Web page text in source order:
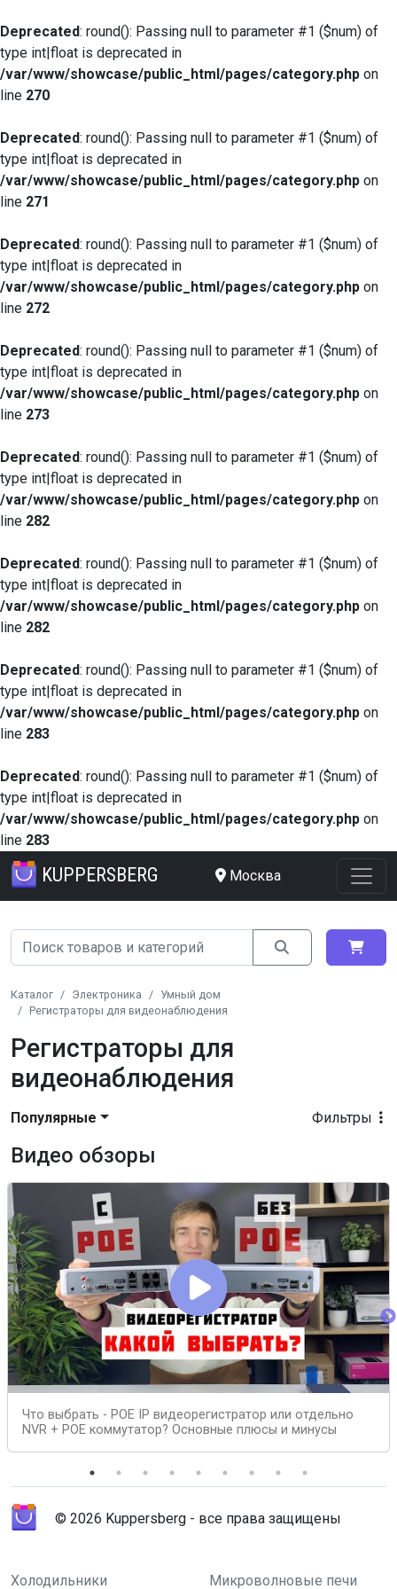
Deprecated: round(): Passing null to parameter #1 ($num) of
type int|float is deprecated in
/var/www/showcase/public_html/pages/category.php on
line 270
Deprecated: round(): Passing null to parameter #1 ($num) of
type int|float is deprecated in
/var/www/showcase/public_html/pages/category.php on
line 271
Deprecated: round(): Passing null to parameter #1 ($num) of
type int|float is deprecated in
/var/www/showcase/public_html/pages/category.php on
line 272
Deprecated: round(): Passing null to parameter #1 ($num) of
type int|float is deprecated in
/var/www/showcase/public_html/pages/category.php on
line 273
Deprecated: round(): Passing null to parameter #1 ($num) of
type int|float is deprecated in
/var/www/showcase/public_html/pages/category.php on
line 282
Deprecated: round(): Passing null to parameter #1 ($num) of
type int|float is deprecated in
/var/www/showcase/public_html/pages/category.php on
line 282
Deprecated: round(): Passing null to parameter #1 ($num) of
type int|float is deprecated in
/var/www/showcase/public_html/pages/category.php on
line 283
Deprecated: round(): Passing null to parameter #1 ($num) of
type int|float is deprecated in
/var/www/showcase/public_html/pages/category.php on
line 283
KUPPERSBERG Москва
Каталог Электроника
Умный дом
Регистраторы для видеонаблюдения
Регистраторы для
видеонаблюдения
Фильтры
Популярные
Видео обзоры
Что выбрать - POE IP видеорегистратор или отдельно
NVR + POE коммутатор? Основные плюсы и минусы
© 2026 Kuppersberg - все права защищены
Холодильники Микроволновые печи